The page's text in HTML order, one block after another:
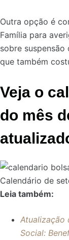
Outra opção é
Família para
sobre
que também
Veja o
do mês
Calendário de
Leia também:
Atualização
Social: